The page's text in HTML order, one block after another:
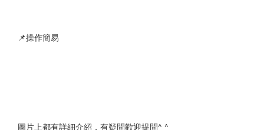
📌操作簡易
圖片上都有詳細介紹，有疑問歡迎提問^ ^